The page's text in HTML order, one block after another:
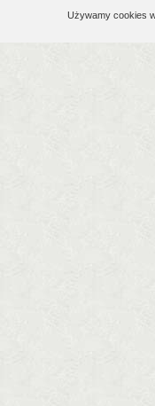
Używamy cookies